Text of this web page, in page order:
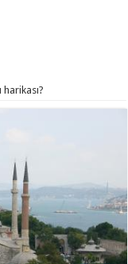
harikası?